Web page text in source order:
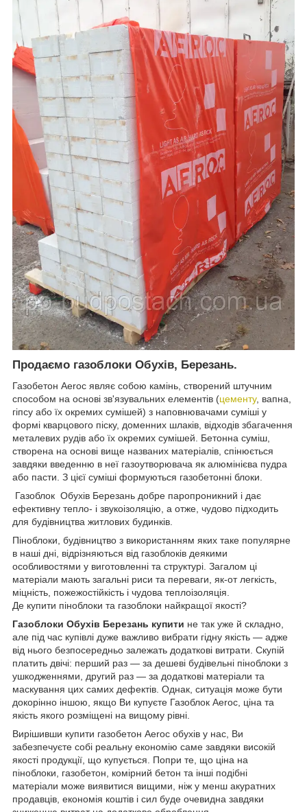
Продаємо газоблоки Обухів, Березань.
Газобетон Aeroc являє собою камінь, створений штучним
способом на основі зв'язувальних елементів (цементу, вапна,
гіпсу або їх окремих сумішей) з наповнювачами суміші у
формі кварцового піску, доменних шлаків, відходів збагачення
металевих рудів або їх окремих сумішей. Бетонна суміш,
створена на основі вище названих матеріалів, спінюється
завдяки введенню в неї газоутворювача як алюмінієва пудра
або пасти. З цієї суміші формуються газобетонні блоки.
Газоблок Обухів Березань добре паропроникний і дає
ефективну тепло- і звукоізоляцію, а отже, чудово підходить
для будівництва житлових будинків.
Піноблоки, будівництво з використанням яких таке популярне
в наші дні, відрізняються від газоблоків деякими
особливостями у виготовленні та структурі. Загалом ці
матеріали мають загальні риси та переваги, як-от легкість,
міцність, пожежостійкість і чудова теплоізоляція.
Де купити піноблоки та газоблоки найкращої якості?
Газоблоки Обухів Березань купити не так уже й складно,
але під час купівлі дуже важливо вибрати гідну якість — адже
від нього безпосередньо залежать додаткові витрати. Скупій
платить двічі: перший раз — за дешеві будівельні піноблоки з
ушкодженнями, другий раз — за додаткові матеріали та
маскування цих самих дефектів. Однак, ситуація може бути
докорінно іншою, якщо Ви купуєте Газоблок Aeroc, ціна та
якість якого розміщені на вищому рівні.
Вирішивши купити газобетон Aeroc обухів у нас, Ви
забезпечуєте собі реальну економію саме завдяки високій
якості продукції, що купується. Попри те, що ціна на
піноблоки, газобетон, комірний бетон та інші подібні
матеріали може виявитися вищими, ніж у менш акуратних
продавців, економія коштів і сил буде очевидна завдяки